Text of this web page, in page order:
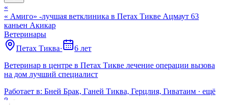
«
« Амиго» -лучшая ветклиника в Петах Тикве Ацмаут 63
каньен Акикар
Ветеринары
Петах Тиква·
6 лет
Ветеринар в центре в Петах Тикве лечение операции вызова
на дом лучший специалист
Работает в: Бней Брак, Ганей Тиква, Герцлия, Гиватаим · ещё
8